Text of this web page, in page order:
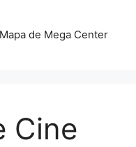
Mapa de Mega Center
Cine